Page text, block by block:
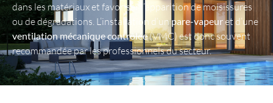
dans les matériaux et favoriser l’apparition de moisissures
ou de dégradations. L’installation d’unpare-vapeuret d’une
ventilation mécanique contrôlée(VMC) est donc souvent
recommandée par les professionnels du secteur.